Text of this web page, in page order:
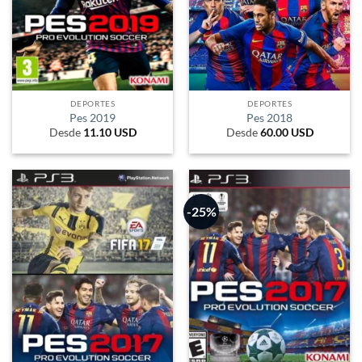
DEPORTES
Pes 2019
Desde 11.10 USD
DEPORTES
Pes 2018
Desde60.00 USD
-25%